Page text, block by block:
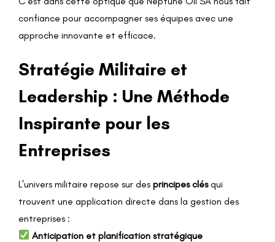
confiance pour accompagner ses équipes avec une
approche innovante et efficace.
Stratégie Militaire et
Leadership : Une Méthode
Inspirante pour les
Entreprises
L’univers militaire repose sur des principes clésqui
trouvent une application directe dans la gestion des
entreprises :
Anticipation et planification stratégique